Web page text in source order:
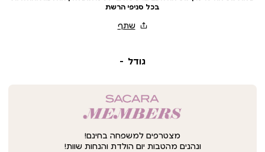
בכל סניפי הרשת
גודל
מצטרפים למשפחה בחינם!
ונהנים מהטבות יום הולדת והנחות שוות!